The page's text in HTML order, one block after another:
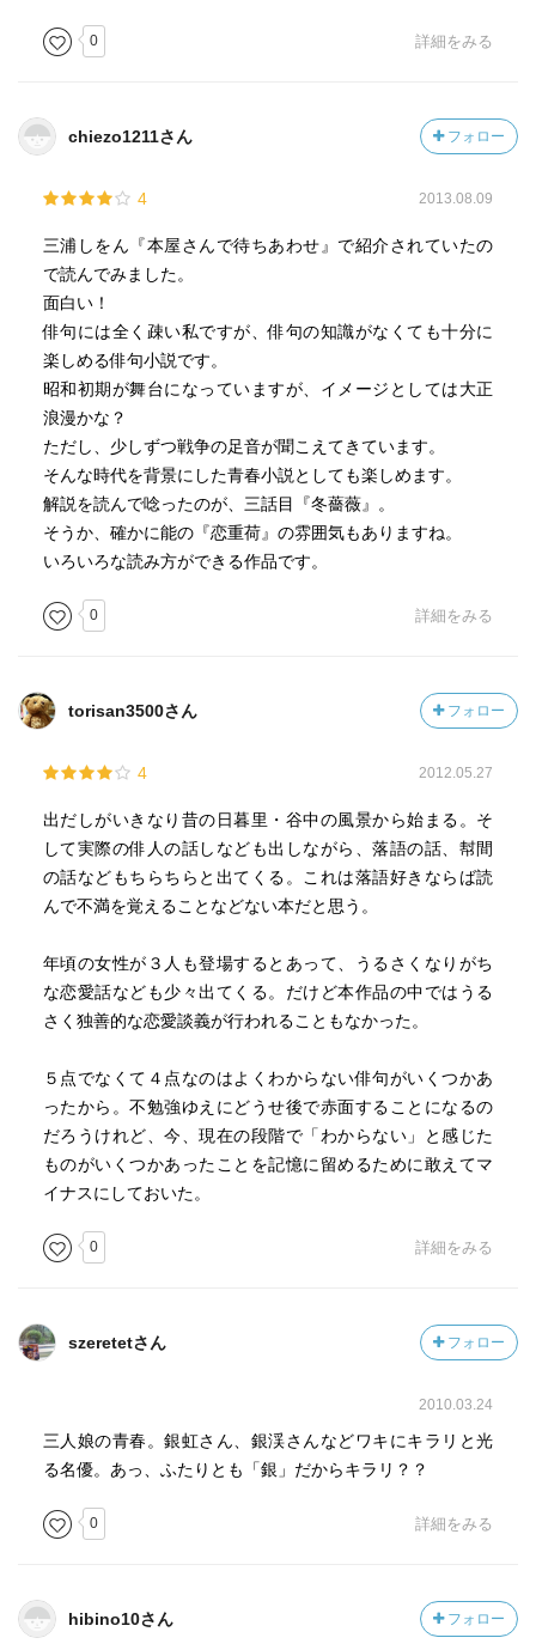
0 詳細をみる
chiezo1211さん フォロー
4 2013.08.09
三浦しをん『本屋さんで待ちあわせ』で紹介されていたの
で読んでみました。
面白い！
俳句には全く疎い私ですが、俳句の知識がなくても十分に
楽しめる俳句小説です。
昭和初期が舞台になっていますが、イメージとしては大正
浪漫かな？
ただし、少しずつ戦争の足音が聞こえてきています。
そんな時代を背景にした青春小説としても楽しめます。
解説を読んで唸ったのが、三話目『冬薔薇』。
そうか、確かに能の『恋重荷』の雰囲気もありますね。
いろいろな読み方ができる作品です。
0 詳細をみる
torisan3500さん フォロー
4 2012.05.27
出だしがいきなり昔の日暮里・谷中の風景から始まる。そ
して実際の俳人の話しなども出しながら、落語の話、幇間
の話などもちらちらと出てくる。これは落語好きならば読
んで不満を覚えることなどない本だと思う。
年頃の女性が３人も登場するとあって、うるさくなりがち
な恋愛話なども少々出てくる。だけど本作品の中ではうる
さく独善的な恋愛談義が行われることもなかった。
５点でなくて４点なのはよくわからない俳句がいくつかあ
ったから。不勉強ゆえにどうせ後で赤面することになるの
だろうけれど、今、現在の段階で「わからない」と感じた
ものがいくつかあったことを記憶に留めるために敢えてマ
イナスにしておいた。
0 詳細をみる
szeretetさん フォロー
2010.03.24
三人娘の青春。銀虹さん、銀渓さんなどワキにキラリと光
る名優。あっ、ふたりとも「銀」だからキラリ？？
0 詳細をみる
hibino10さん フォロー